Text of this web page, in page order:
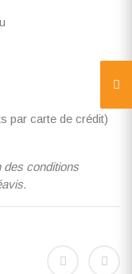
par carte de crédit)
des conditions